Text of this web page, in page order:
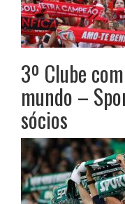
3º Clube
mundo –
sócios